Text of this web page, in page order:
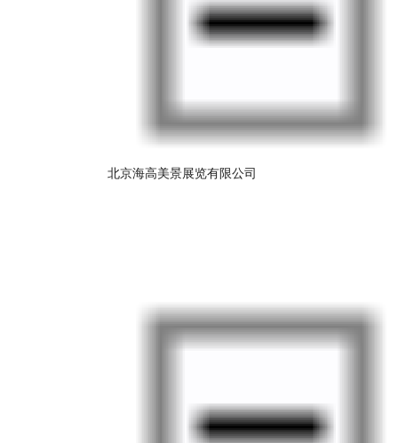
北京海高美景展览有限公司